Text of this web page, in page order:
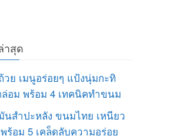
าสุด
ย เมนูอร่อยๆ แป้งนุ่มกะทิ
อม พร้อม 4 เทคนิคทำขนม
สำปะหลัง ขนมไทย เหนียว
ร้อม 5 เคล็ดลับความอร่อย